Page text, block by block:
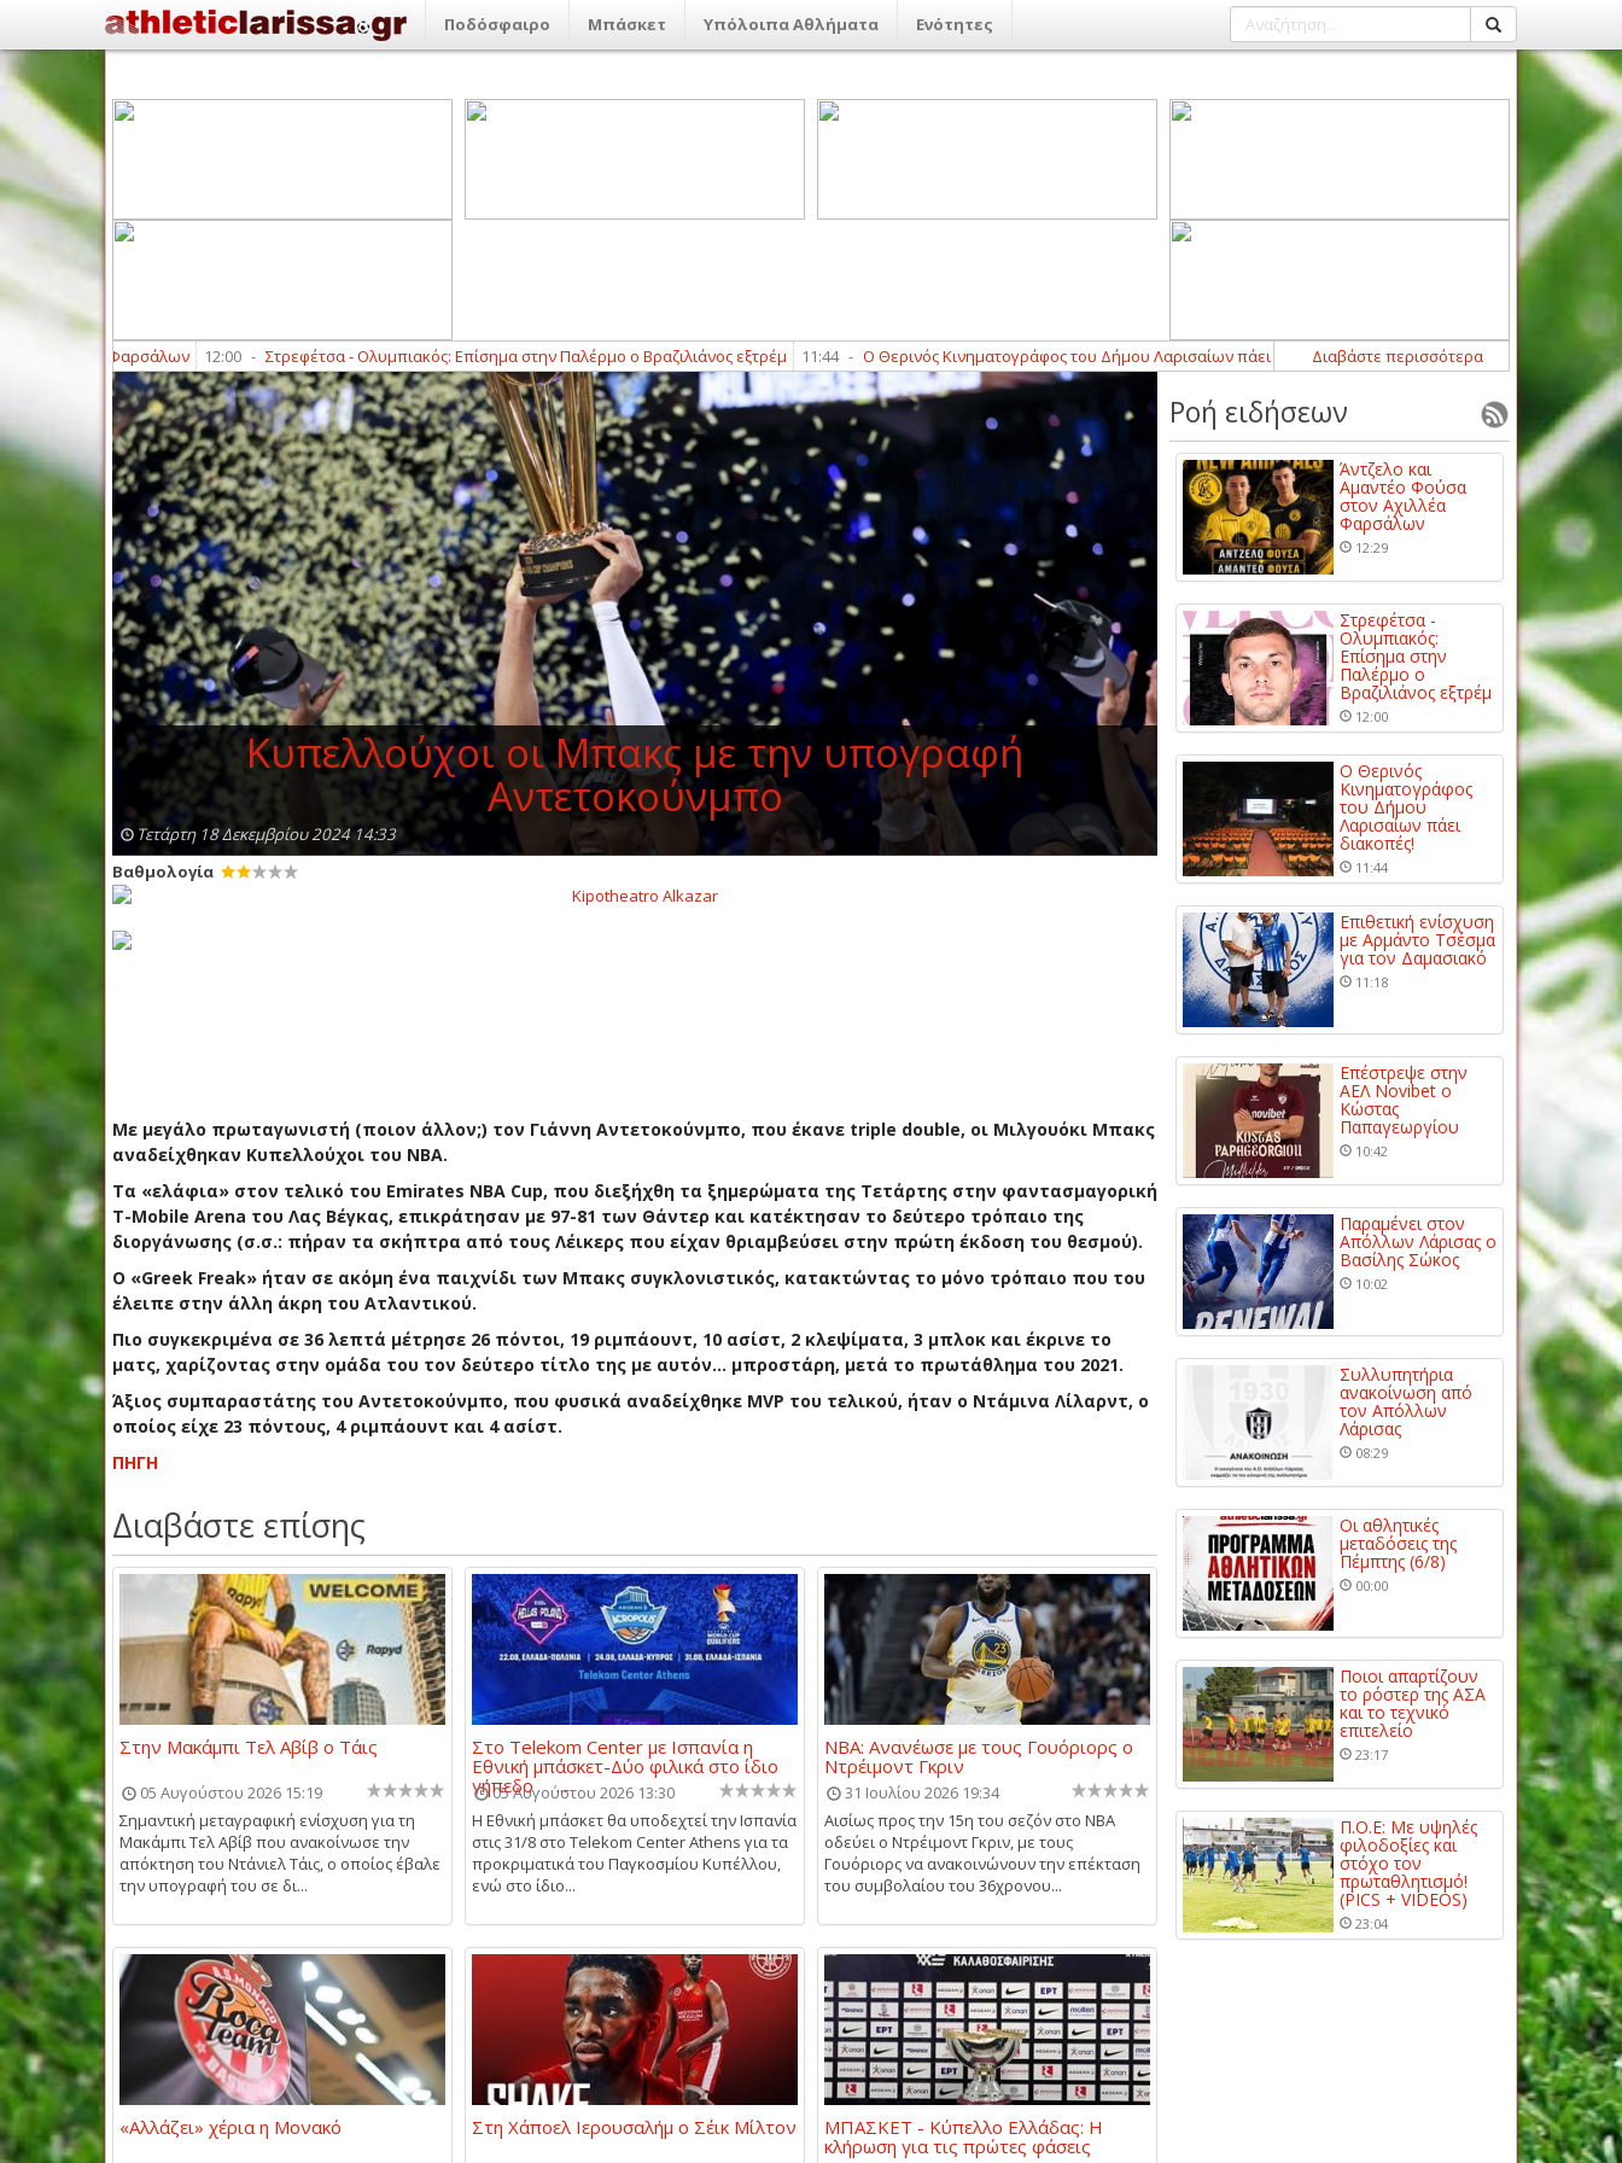
Ποδόσφαιρο Μπάσκετ Υπόλοιπα Αθλήματα Ενότητες
Φαρσάλων 12:00 - Στρεφέτσα - Ολυμπιακός: Επίσημα στην Παλέρμο ο Βραζιλιάνος εξτρέμ 11:44 - Ο Θερινός Κινηματογράφος του Δήμου Λαρισαίων πάει διακοπές! 11:18 - Επιθετική ενίσχυση με Αρμάντο
Διαβάστε περισσότερα
Κυπελλούχοι οι Μπακς με την υπογραφή
Αντετοκούνμπο
Τετάρτη 18 Δεκεμβρίου 2024 14:33
Βαθμολογία
Με μεγάλο πρωταγωνιστή (ποιον άλλον;) τον Γιάννη Αντετοκούνμπο, που έκανε triple double, οι Μιλγουόκι Μπακς
αναδείχθηκαν Κυπελλούχοι του ΝΒΑ.
Tα «ελάφια» στον τελικό του Emirates NBA Cup, που διεξήχθη τα ξημερώματα της Τετάρτης στην φαντασμαγορική
T-Mobile Arena του Λας Βέγκας, επικράτησαν με 97-81 των Θάντερ και κατέκτησαν το δεύτερο τρόπαιο της
διοργάνωσης (σ.σ.: πήραν τα σκήπτρα από τους Λέικερς που είχαν θριαμβεύσει στην πρώτη έκδοση του θεσμού).
Ο «Greek Freak» ήταν σε ακόμη ένα παιχνίδι των Μπακς συγκλονιστικός, κατακτώντας το μόνο τρόπαιο που του
έλειπε στην άλλη άκρη του Ατλαντικού.
Πιο συγκεκριμένα σε 36 λεπτά μέτρησε 26 πόντοι, 19 ριμπάουντ, 10 ασίστ, 2 κλεψίματα, 3 μπλοκ και έκρινε το
ματς, χαρίζοντας στην ομάδα του τον δεύτερο τίτλο της με αυτόν… μπροστάρη, μετά το πρωτάθλημα του 2021.
Άξιος συμπαραστάτης του Αντετοκούνμπο, που φυσικά αναδείχθηκε MVP του τελικού, ήταν ο Ντάμινα Λίλαρντ, ο
οποίος είχε 23 πόντους, 4 ριμπάουντ και 4 ασίστ.
ΠΗΓΗ
Διαβάστε επίσης
Στην Μακάμπι Τελ Αβίβ ο Τάις
05 Αυγούστου 2026 15:19
Σημαντική μεταγραφική ενίσχυση για τη
Μακάμπι Τελ Αβίβ που ανακοίνωσε την
απόκτηση του Ντάνιελ Τάις, ο οποίος έβαλε
την υπογραφή του σε δι...
Στο Telekom Center με Ισπανία η
Εθνική μπάσκετ-Δύο φιλικά στο ίδιο
γήπεδο ...
05 Αυγούστου 2026 13:30
Η Εθνική μπάσκετ θα υποδεχτεί την Ισπανία
στις 31/8 στο Telekom Center Athens για τα
προκριματικά του Παγκοσμίου Κυπέλλου,
ενώ στο ίδιο...
NBA: Ανανέωσε με τους Γουόριορς ο
Ντρέιμοντ Γκριν
31 Ιουλίου 2026 19:34
Αισίως προς την 15η του σεζόν στο NBA
οδεύει ο Ντρέιμοντ Γκριν, με τους
Γουόριορς να ανακοινώνουν την επέκταση
του συμβολαίου του 36χρονου...
«Αλλάζει» χέρια η Μονακό Στη Χάποελ Ιερουσαλήμ ο Σέικ Μίλτον
ΜΠΑΣΚΕΤ - Κύπελλο Ελλάδας: Η
κλήρωση για τις πρώτες φάσεις
Ροή ειδήσεων
Άντζελο και
Αμαντέο Φούσα
στον Αχιλλέα
Φαρσάλων
12:29
Στρεφέτσα -
Ολυμπιακός:
Επίσημα στην
Παλέρμο ο
Βραζιλιάνος εξτρέμ
12:00
Ο Θερινός
Κινηματογράφος
του Δήμου
Λαρισαίων πάει
διακοπές!
11:44
Επιθετική ενίσχυση
με Αρμάντο Τσέσμα
για τον Δαμασιακό
11:18
Επέστρεψε στην
ΑΕΛ Novibet ο
Κώστας
Παπαγεωργίου
10:42
Παραμένει στον
Απόλλων Λάρισας ο
Βασίλης Σώκος
10:02
Συλλυπητήρια
ανακοίνωση από
τον Απόλλων
Λάρισας
08:29
Οι αθλητικές
μεταδόσεις της
Πέμπτης (6/8)
00:00
Ποιοι απαρτίζουν
το ρόστερ της ΑΣΑ
και το τεχνικό
επιτελείο
23:17
Π.Ο.Ε: Με υψηλές
φιλοδοξίες και
στόχο τον
πρωταθλητισμό!
(PICS + VIDEOS)
23:04